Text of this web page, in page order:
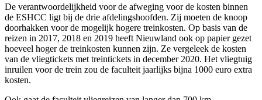
De verantwoordelijkheid voor de afweging voor de kosten binnen
de ESHCC ligt bij de drie afdelingshoofden. Zij moeten de knoop
doorhakken voor de mogelijk hogere treinkosten. Op basis van de
reizen in 2017, 2018 en 2019 heeft Nieuwland ook op papier gezet
hoeveel hoger de treinkosten kunnen zijn. Ze vergeleek de kosten
van de vliegtickets met treintickets in december 2020. Het vliegtuig
inruilen voor de trein zou de faculteit jaarlijks bijna 1000 euro extra
kosten.